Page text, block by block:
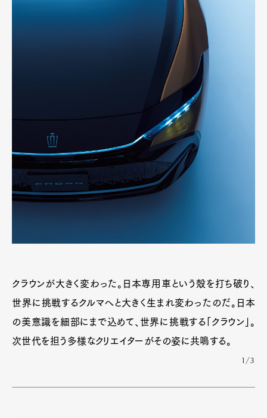
クラウンが大きく変わった。日本専用車という殻を打ち破り、
世界に挑戦するクルマへと大きく生まれ変わったのだ。日本
の美意識を細部にまで込めて、世界に挑戦する「クラウン」。
次世代を担う多様なクリエイターがその姿に共鳴する。
1/3